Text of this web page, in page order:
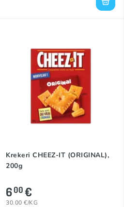
Krekeri CHEEZ-IT (ORIGINAL),
200g
600€
30.00 €/KG